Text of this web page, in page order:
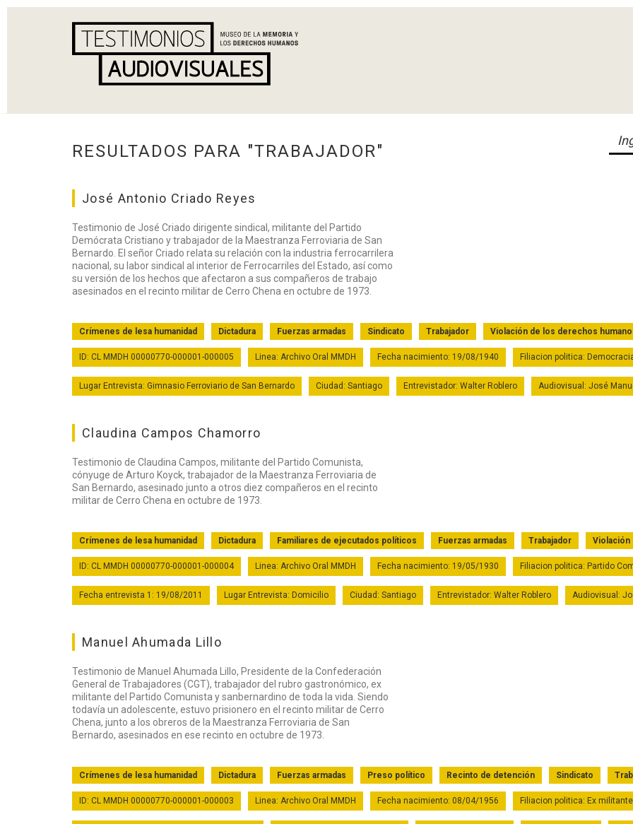
RESULTADOS PARA "TRABAJADOR"
José Antonio Criado Reyes
Testimonio de José Criado dirigente sindical, militante del Partido
Demócrata Cristiano y trabajador de la Maestranza Ferroviaria de San
Bernardo. El señor Criado relata su relación con la industria ferrocarrilera
nacional, su labor sindical al interior de Ferrocarriles del Estado, así como
su versión de los hechos que afectaron a sus compañeros de trabajo
asesinados en el recinto militar de Cerro Chena en octubre de 1973.
Crímenes de lesa humanidad Dictadura Fuerzas armadas Sindicato Trabajador Violación de los derechos
ID: CL MMDH 00000770-000001-000005 Linea: Archivo Oral MMDH Fecha nacimiento: 19/08/1940 Filiacion politica:
Lugar Entrevista: Gimnasio Ferroviario de San Bernardo Ciudad: Santiago Entrevistador: Walter Roblero Audiovisual: José
Claudina Campos Chamorro
Testimonio de Claudina Campos, militante del Partido Comunista,
cónyuge de Arturo Koyck, trabajador de la Maestranza Ferroviaria de
San Bernardo, asesinado junto a otros diez compañeros en el recinto
militar de Cerro Chena en octubre de 1973.
Crímenes de lesa humanidad Dictadura Familiares de ejecutados políticos Fuerzas armadas Trabajador Violación
ID: CL MMDH 00000770-000001-000004 Linea: Archivo Oral MMDH Fecha nacimiento: 19/05/1930 Filiacion politica: Partido
Fecha entrevista 1: 19/08/2011 Lugar Entrevista: Domicilio Ciudad: Santiago Entrevistador: Walter Roblero Audiovisual:
Manuel Ahumada Lillo
Testimonio de Manuel Ahumada Lillo, Presidente de la Confederación
General de Trabajadores (CGT), trabajador del rubro gastronómico, ex
militante del Partido Comunista y sanbernardino de toda la vida. Siendo
todavía un adolescente, estuvo prisionero en el recinto militar de Cerro
Chena, junto a los obreros de la Maestranza Ferroviaria de San
Bernardo, asesinados en ese recinto en octubre de 1973.
Crímenes de lesa humanidad Dictadura Fuerzas armadas Preso político Recinto de detención Sindicato
ID: CL MMDH 00000770-000001-000003 Linea: Archivo Oral MMDH Fecha nacimiento: 08/04/1956 Filiacion politica: Ex